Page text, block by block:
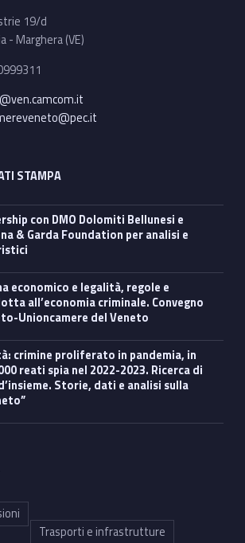
19/d
- Marghera (VE)
STAMPA
& Garda Foundation per analisi e
all’economia criminale. Convegno
Unioncamere del Veneto
reati spia nel 2022-2023. Ricerca di
Storie, dati e analisi sulla
Trasporti e infrastrutture